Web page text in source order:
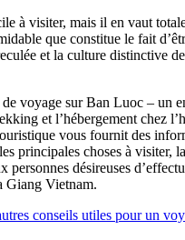
à visiter, mais il en vaut
que constitue le fait
et la culture distinctive
de voyage sur Ban Luoc – un
et l’hébergement chez
vous fournit des
principales choses à visiter,
personnes désireuses
Giang Vietnam.
conseils utiles pour un